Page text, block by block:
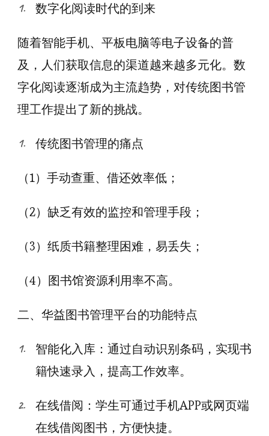
数字化阅读时代的到来
随着智能手机、平板电脑等电子设备的普
及，人们获取信息的渠道越来越多元化。数
字化阅读逐渐成为主流趋势，对传统图书管
理工作提出了新的挑战。
传统图书管理的痛点
（1）手动查重、借还效率低；
（2）缺乏有效的监控和管理手段；
（3）纸质书籍整理困难，易丢失；
（4）图书馆资源利用率不高。
二、华益图书管理平台的功能特点
智能化入库：通过自动识别条码，实现书
籍快速录入，提高工作效率。
在线借阅：学生可通过手机APP或网页端
在线借阅图书，方便快捷。